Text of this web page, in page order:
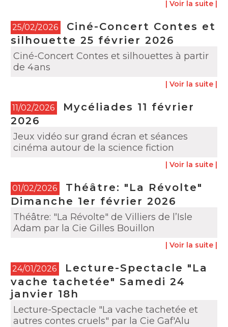
| Voir la suite |
25/02/2026
Ciné-Concert Contes et
silhouette 25 février 2026
Ciné-Concert Contes et silhouettes à partir
de 4ans
| Voir la suite |
11/02/2026
Mycéliades 11 février
2026
Jeux vidéo sur grand écran et séances
cinéma autour de la science fiction
| Voir la suite |
01/02/2026
Théâtre: "La Révolte"
Dimanche 1er février 2026
Théâtre: "La Révolte" de Villiers de l’Isle
Adam par la Cie Gilles Bouillon
| Voir la suite |
24/01/2026
Lecture-Spectacle "La
vache tachetée" Samedi 24
janvier 18h
Lecture-Spectacle "La vache tachetée et
autres contes cruels" par la Cie Gaf'Alu